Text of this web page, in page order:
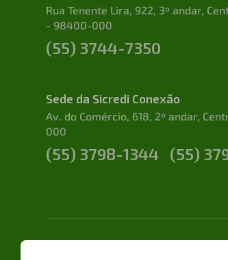
Rua Tenente Lira, 922, 3º andar,
- 98400-000
(55) 3744-7350
Sede da Sicredi Conexão
Av. do Comércio, 618, 2º andar,
000
(55) 3798-1344 (55)